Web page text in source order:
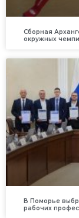
Сборная
окружных
В Поморье
рабочих